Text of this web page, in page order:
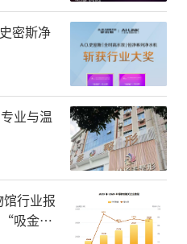
密斯净
业与温
行业报
“吸金密